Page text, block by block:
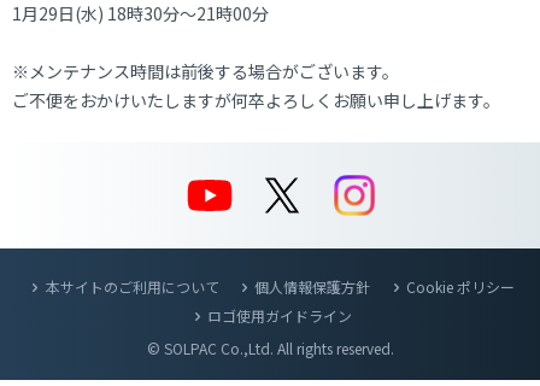
1月29日(水) 18時30分～21時00分
※メンテナンス時間は前後する場合がございます。
ご不便をおかけいたしますが何卒よろしくお願い申し上げます。
本サイトのご利用について 個人情報保護方針
Cookie ポリシー
ロゴ使用ガイドライン
© SOLPAC Co.,Ltd. All rights reserved.